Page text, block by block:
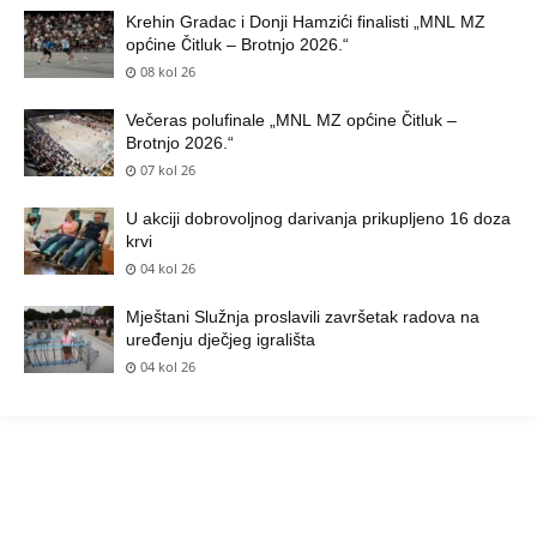
Krehin Gradac i Donji Hamzići finalisti „MNL MZ
općine Čitluk – Brotnjo 2026.“
08 kol 26
Večeras polufinale „MNL MZ općine Čitluk –
Brotnjo 2026.“
07 kol 26
U akciji dobrovoljnog darivanja prikupljeno 16 doza
krvi
04 kol 26
Mještani Služnja proslavili završetak radova na
uređenju dječjeg igrališta
04 kol 26